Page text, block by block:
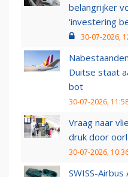
belangrijker
‘investering
30-07-2026,
Duitse staat
bot
30-07-2026,
Vraag naar
druk door
30-07-2026,
SWISS-